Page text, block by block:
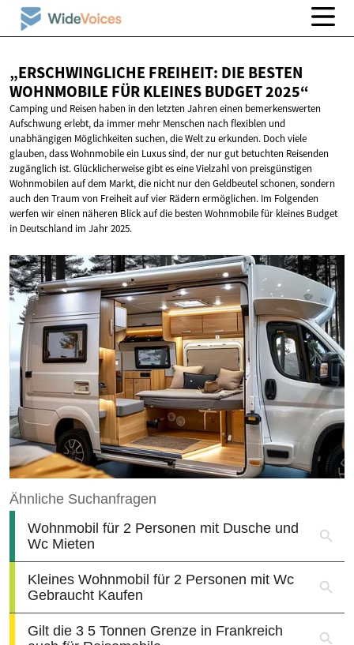
„ERSCHWINGLICHE FREIHEIT: DIE BESTEN
WOHNMOBILE FÜR KLEINESBUDGET 2025“
Camping und Reisen haben in den letzten Jahren einen bemerkenswerten
Aufschwung erlebt, da immer mehr Menschen nach flexiblen und
unabhängigen Möglichkeiten suchen, die Welt zu erkunden. Doch viele
glauben, dass Wohnmobile ein Luxus sind, der nur gut betuchten Reisenden
zugänglich ist. Glücklicherweise gibt es eine Vielzahl von preisgünstigen
Wohnmobilen auf dem Markt, die nicht nur den Geldbeutel schonen, sondern
auch den Traum von Freiheit auf vier Rädern ermöglichen. Im Folgenden
werfen wir einen näheren Blick auf die besten Wohnmobile für kleines Budget
in Deutschland im Jahr 2025.